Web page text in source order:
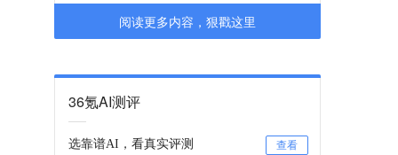
阅读更多内容，狠戳这里
36氪AI测评
选靠谱AI，看真实评测 查看